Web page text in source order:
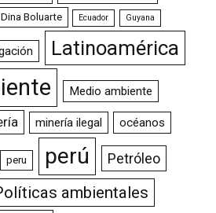
Dina Boluarte Ecuador Guyana
Latinoamérica
Medio ambiente
minería ilegal océanos
peru perú Petróleo
ambientales